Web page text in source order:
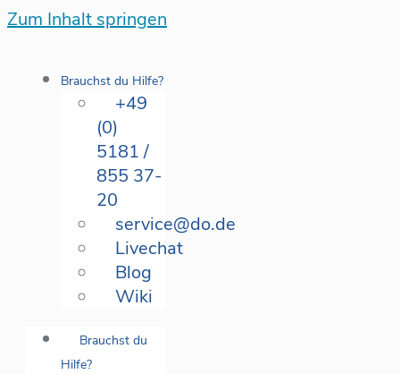
Zum Inhalt springen
Brauchst du Hilfe?
+49
(0)
5181 /
855 37-
20
service@do.de
Livechat
Blog
Wiki
Brauchst du
Hilfe?